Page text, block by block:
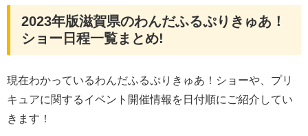
2023年版滋賀県のわんだふるぷりきゅあ！
ショー日程一覧まとめ!
現在わかっているわんだふるぷりきゅあ！ショーや、プリ
キュアに関するイベント開催情報を日付順にご紹介してい
きます！